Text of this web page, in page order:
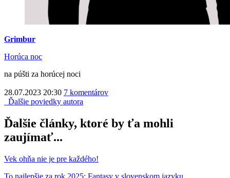
Grimbur
Horúca noc
na púšti za horúcej noci
28.07.2023 20:30 7 komentárov
Ďalšie poviedky autora
Ďalšie články, ktoré by ťa mohli
zaujímať...
Vek ohňa nie je pre každého!
To najlepšie za rok 2025: Fantasy v slovenskom jazyku